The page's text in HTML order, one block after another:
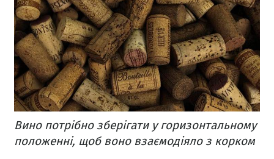
Вино потрібно зберігати у горизонтальному
положенні, щоб воно взаємодіяло з корком